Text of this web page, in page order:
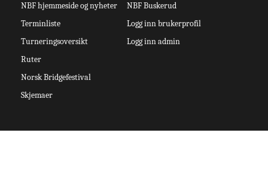
NBF hjemmeside og nyheter
Terminliste
Turneringsoversikt
Ruter
Norsk Bridgefestival
Skjemaer
NBF Buskerud
Logg inn brukerprofil
Logg inn admin